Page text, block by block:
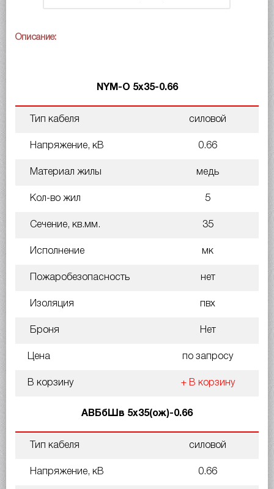
Описание:
NYM-O 5х35-0.66
Тип кабеля силовой
Напряжение, кВ 0.66
Материал жилы медь
Кол-во жил 5
Сечение, кв.мм. 35
Исполнение мк
Пожаробезопасность нет
Изоляция пвх
Броня Нет
Цена по запросу
В корзину + В корзину
АВБбШв 5х35(ож)-0.66
Тип кабеля силовой
Напряжение, кВ 0.66